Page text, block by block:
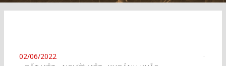
POSTED
02/06/2022